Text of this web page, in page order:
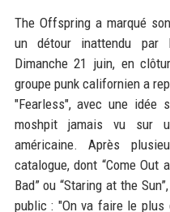
The Offspring a marqué
un détour inattendu par
Dimanche 21 juin, en
groupe punk californien a
"Fearless", avec une idée
moshpit jamais vu sur
américaine. Après
catalogue, dont “Come Out
Bad” ou “Staring at the
public : "On va faire le plus